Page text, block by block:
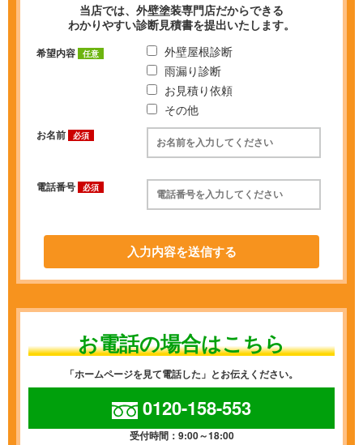
当店では、外壁塗装専門店だからできる
わかりやすい診断見積書を提出いたします。
希望内容 任意
外壁屋根診断
雨漏り診断
お見積り依頼
その他
お名前 必須
電話番号 必須
お電話の場合はこちら
「ホームページを見て電話した」とお伝えください。
0120-158-553
受付時間：9:00～18:00